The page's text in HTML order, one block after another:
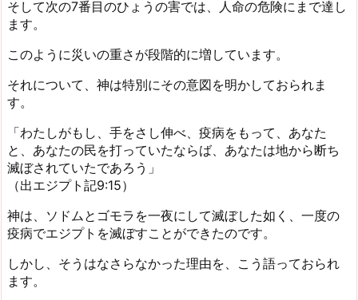
そして次の7番目のひょうの害では、人命の危険にまで達し
ます。
このように災いの重さが段階的に増しています。
それについて、神は特別にその意図を明かしておられま
す。
「わたしがもし、手をさし伸べ、疫病をもって、あなた
と、あなたの民を打っていたならば、あなたは地から断ち
滅ぼされていたであろう」
（出エジプト記9:15）
神は、ソドムとゴモラを一夜にして滅ぼした如く、一度の
疫病でエジプトを滅ぼすことができたのです。
しかし、そうはなさらなかった理由を、こう語っておられ
ます。